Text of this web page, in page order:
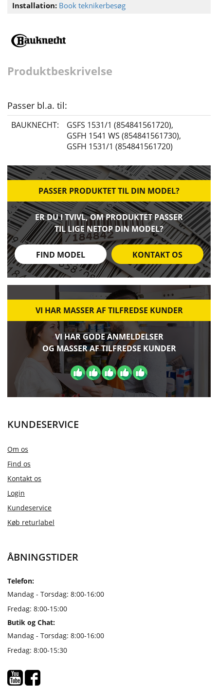
Installation: Book teknikerbesøg
Produktbeskrivelse
Passer bl.a. til:
BAUKNECHT: GSFS 1531/1 (854841561720),
GSFH 1541 WS (854841561730),
GSFH 1531/1 (854841561720)
PASSER PRODUKTET TIL DIN MODEL?
ER DU I TVIVL, OM PRODUKTET PASSER
TIL LIGE NETOP DIN MODEL?
FIND MODEL KONTAKT OS
VI HAR MASSER AF TILFREDSE KUNDER
VI HAR GODE ANMELDELSER
OG MASSER AF TILFREDSE KUNDER
KUNDESERVICE
Om os
Find os
Kontakt os
Login
Kundeservice
Køb returlabel
ÅBNINGSTIDER
Telefon:
Mandag - Torsdag: 8:00-16:00
Fredag: 8:00-15:00
Butik og Chat:
Mandag - Torsdag: 8:00-16:00
Fredag: 8:00-15:30